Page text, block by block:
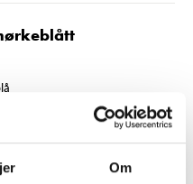
Om
i1varehus